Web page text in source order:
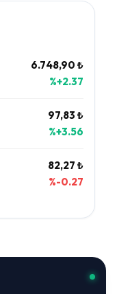
6.748,90 ₺
%+2.37
97,83 ₺
%+3.56
82,27 ₺
%-0.27